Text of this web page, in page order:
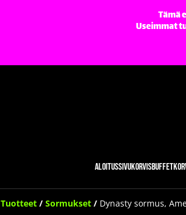
Tämä
Useimmat
AloitussivuKorvisbuffet
Tuotteet / Sormukset / Dynasty sormus,